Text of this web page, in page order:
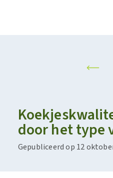
door het type
Gepubliceerd op 12